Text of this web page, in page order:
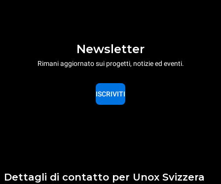
Newsletter
Rimani aggiornato sui progetti, notizie ed eventi.
ISCRIVITI
Dettagli di contatto per Unox Svizzera